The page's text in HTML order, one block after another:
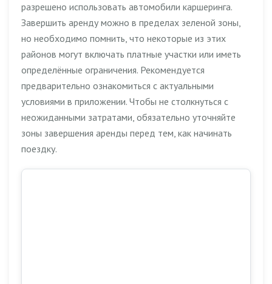
разрешено использовать автомобили каршеринга.
Завершить аренду можно в пределах зеленой зоны,
но необходимо помнить, что некоторые из этих
районов могут включать платные участки или иметь
определённые ограничения. Рекомендуется
предварительно ознакомиться с актуальными
условиями в приложении. Чтобы не столкнуться с
неожиданными затратами, обязательно уточняйте
зоны завершения аренды перед тем, как начинать
поездку.